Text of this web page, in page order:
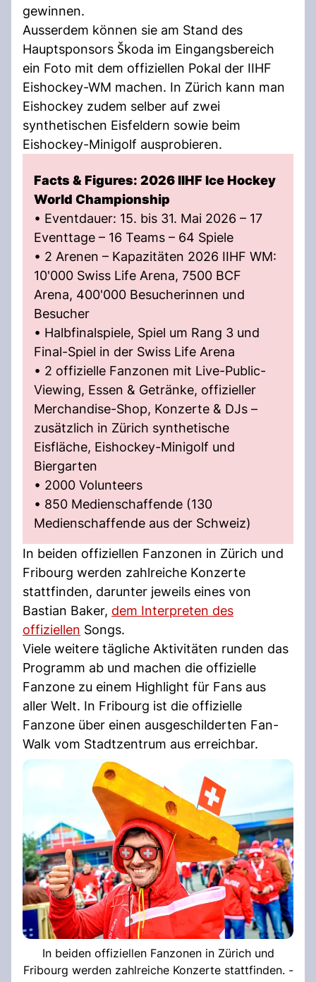
gewinnen.
Ausserdem können sie am Stand des
Hauptsponsors Škoda im Eingangsbereich
ein Foto mit dem offiziellen Pokal der IIHF
Eishockey-WM machen. In Zürich kann man
Eishockey zudem selber auf zwei
synthetischen Eisfeldern sowie beim
Eishockey-Minigolf ausprobieren.
Facts & Figures: 2026 IIHF Ice Hockey
World Championship
• Eventdauer: 15. bis 31. Mai 2026 – 17
Eventtage – 16 Teams – 64 Spiele
• 2 Arenen – Kapazitäten 2026 IIHF WM:
10'000 Swiss Life Arena, 7500 BCF
Arena, 400'000 Besucherinnen und
Besucher
• Halbfinalspiele, Spiel um Rang 3 und
Final-Spiel in der Swiss Life Arena
• 2 offizielle Fanzonen mit Live-Public-
Viewing, Essen & Getränke, offizieller
Merchandise-Shop, Konzerte & DJs –
zusätzlich in Zürich synthetische
Eisfläche, Eishockey-Minigolf und
Biergarten
• 2000 Volunteers
• 850 Medienschaffende (130
Medienschaffende aus der Schweiz)
In beiden offiziellen Fanzonen in Zürich und
Fribourg werden zahlreiche Konzerte
stattfinden, darunter jeweils eines von
Bastian Baker, dem Interpreten des
offiziellen Songs.
Viele weitere tägliche Aktivitäten runden das
Programm ab und machen die offizielle
Fanzone zu einem Highlight für Fans aus
aller Welt. In Fribourg ist die offizielle
Fanzone über einen ausgeschilderten Fan-
Walk vom Stadtzentrum aus erreichbar.
In beiden offiziellen Fanzonen in Zürich und
Fribourg werden zahlreiche Konzerte stattfinden. -